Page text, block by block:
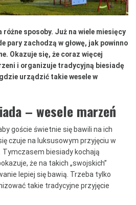
różne sposoby. Już na wiele miesięcy
pary zachodzą w głowę, jak powinno
Okazuje się, że coraz więcej
i organizuje tradycyjną biesiadę
urządzić takie wesele w
– wesele marzeń
goście świetnie się bawili na ich
czuje na luksusowym przyjęciu w
Tymczasem biesiady kochają
że na takich „swojskich”
lepiej się bawią. Trzeba tylko
takie tradycyjne przyjęcie